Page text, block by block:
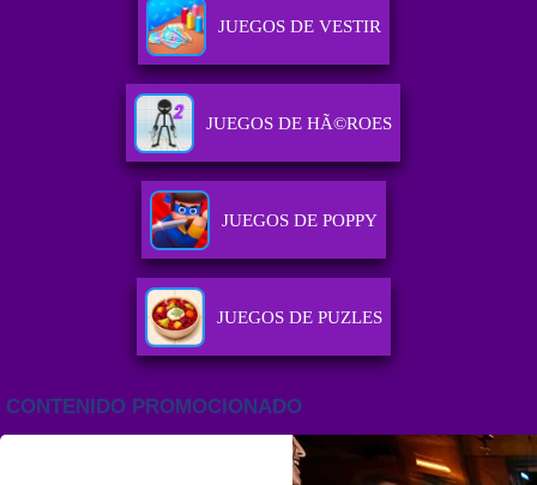
JUEGOS DE VESTIR
JUEGOS DE HÃ©ROES
JUEGOS DE POPPY
JUEGOS DE PUZLES